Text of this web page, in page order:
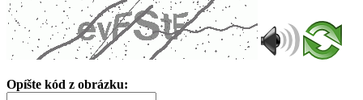
Opíšte kód z obrázku: